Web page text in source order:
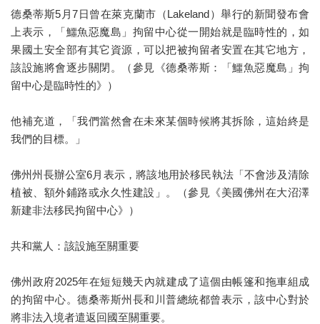
德桑蒂斯5月7日曾在萊克蘭市（Lakeland）舉行的新聞發布會
上表示，「鱷魚惡魔島」拘留中心從一開始就是臨時性的，如
果國土安全部有其它資源，可以把被拘留者安置在其它地方，
該設施將會逐步關閉。（參見《德桑蒂斯：「鱷魚惡魔島」拘
留中心是臨時性的》）
他補充道，「我們當然會在未來某個時候將其拆除，這始終是
我們的目標。」
佛州州長辦公室6月表示，將該地用於移民執法「不會涉及清除
植被、額外鋪路或永久性建設」。（參見《美國佛州在大沼澤
新建非法移民拘留中心》）
共和黨人：該設施至關重要
佛州政府2025年在短短幾天內就建成了這個由帳篷和拖車組成
的拘留中心。德桑蒂斯州長和川普總統都曾表示，該中心對於
將非法入境者遣返回國至關重要。